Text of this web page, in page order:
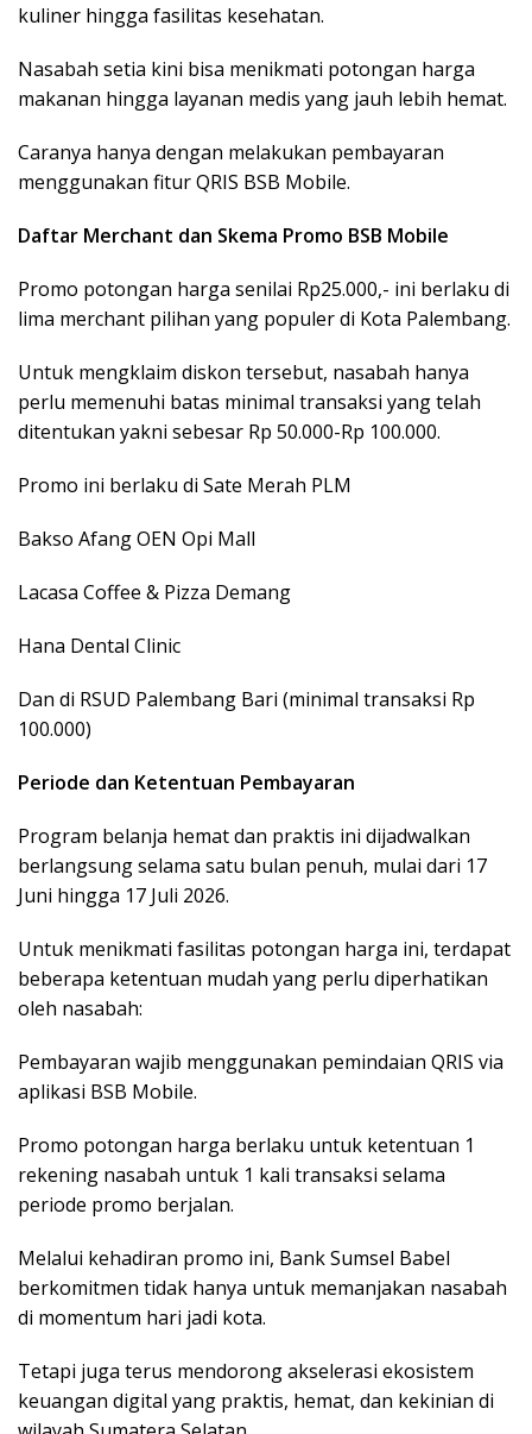
kuliner hingga fasilitas kesehatan.
Nasabah setia kini bisa menikmati potongan harga
makanan hingga layanan medis yang jauh lebih hemat.
Caranya hanya dengan melakukan pembayaran
menggunakan fitur QRIS BSB Mobile.
Daftar Merchant dan Skema Promo BSB Mobile
Promo potongan harga senilai Rp25.000,- ini berlaku di
lima merchant pilihan yang populer di Kota Palembang.
Untuk mengklaim diskon tersebut, nasabah hanya
perlu memenuhi batas minimal transaksi yang telah
ditentukan yakni sebesar Rp 50.000-Rp 100.000.
Promo ini berlaku di Sate Merah PLM
Bakso Afang OEN Opi Mall
Lacasa Coffee & Pizza Demang
Hana Dental Clinic
Dan di RSUD Palembang Bari (minimal transaksi Rp
100.000)
Periode dan Ketentuan Pembayaran
Program belanja hemat dan praktis ini dijadwalkan
berlangsung selama satu bulan penuh, mulai dari 17
Juni hingga 17 Juli 2026.
Untuk menikmati fasilitas potongan harga ini, terdapat
beberapa ketentuan mudah yang perlu diperhatikan
oleh nasabah:
Pembayaran wajib menggunakan pemindaian QRIS via
aplikasi BSB Mobile.
Promo potongan harga berlaku untuk ketentuan 1
rekening nasabah untuk 1 kali transaksi selama
periode promo berjalan.
Melalui kehadiran promo ini, Bank Sumsel Babel
berkomitmen tidak hanya untuk memanjakan nasabah
di momentum hari jadi kota.
Tetapi juga terus mendorong akselerasi ekosistem
keuangan digital yang praktis, hemat, dan kekinian di